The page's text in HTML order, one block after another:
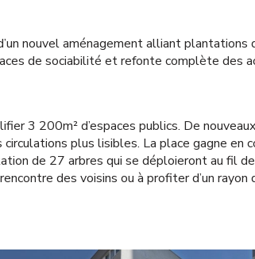
nouvel aménagement alliant plantations
de sociabilité et refonte complète des
3 200m² d’espaces publics. De
plus lisibles. La place gagne en
de 27 arbres qui se déploieront au fil
des voisins ou à profiter d’un rayon